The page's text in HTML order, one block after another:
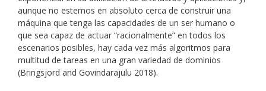
aunque no estemos en absoluto cerca de construir una
máquina que tenga las capacidades de un ser humano o
que sea capaz de actuar “racionalmente” en todos los
escenarios posibles, hay cada vez más algoritmos para
multitud de tareas en una gran variedad de dominios
(Bringsjord and Govindarajulu 2018).